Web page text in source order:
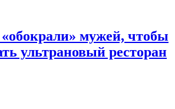
мужей, чтобы
ультрановый ресторан